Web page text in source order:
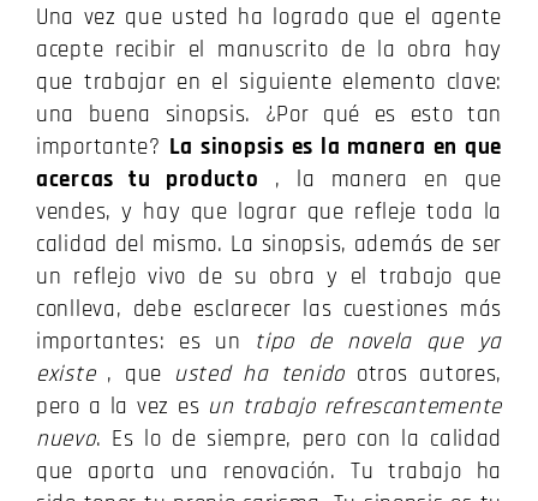
Una vez que usted ha logrado que el agente
acepte recibir el manuscrito de la obra hay
que trabajar en el siguiente elemento clave:
una buena sinopsis. ¿Por qué es esto tan
importante? La sinopsis es la manera en que
acercas tu producto , la manera en que
vendes, y hay que lograr que refleje toda la
calidad del mismo. La sinopsis, además de ser
un reflejo vivo de su obra y el trabajo que
conlleva, debe esclarecer las cuestiones más
importantes: es un tipo de novela que ya
existe, que usted ha tenidootros autores,
pero a la vez es un trabajo refrescantemente
nuevo. Es lo de siempre, pero con la calidad
que aporta una renovación. Tu trabajo ha